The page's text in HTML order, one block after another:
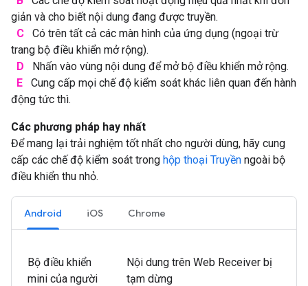
giản và cho biết nội dung đang được truyền.
C
Có trên tất cả các màn hình của ứng dụng (ngoại trừ
trang bộ điều khiển mở rộng).
D
Nhấn vào vùng nội dung để mở bộ điều khiển mở rộng.
E
Cung cấp mọi chế độ kiểm soát khác liên quan đến hành
động tức thì.
Các phương pháp hay nhất
Để mang lại trải nghiệm tốt nhất cho người dùng, hãy cung
cấp các chế độ kiểm soát trong hộp thoại Truyền ngoài bộ
điều khiển thu nhỏ.
Android iOS Chrome
Bộ điều khiển
mini của người
Nội dung trên Web Receiver bị
tạm dừng